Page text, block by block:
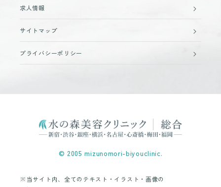
求人情報
サイトマップ
プライバシーポリシー
© 2005 mizunomori-biyouclinic.
※当サイト内、全てのテキスト・イラスト・画像の